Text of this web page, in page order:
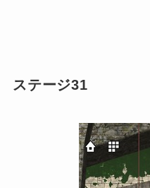
ステージ31